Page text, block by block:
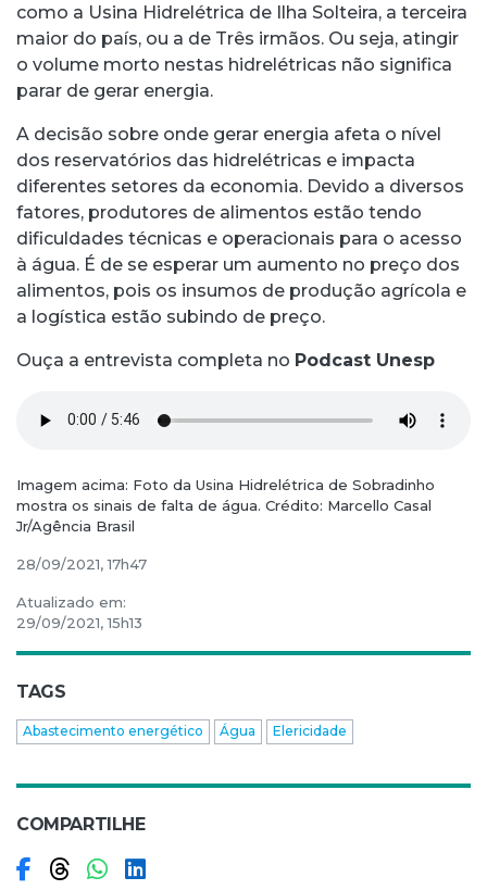
como a Usina Hidrelétrica de Ilha Solteira, a terceira
maior do país, ou a de Três irmãos. Ou seja, atingir
o volume morto nestas hidrelétricas não significa
parar de gerar energia.
A decisão sobre onde gerar energia afeta o nível
dos reservatórios das hidrelétricas e impacta
diferentes setores da economia. Devido a diversos
fatores, produtores de alimentos estão tendo
dificuldades técnicas e operacionais para o acesso
à água. É de se esperar um aumento no preço dos
alimentos, pois os insumos de produção agrícola e
a logística estão subindo de preço.
Ouça a entrevista completa no Podcast Unesp
Imagem acima: Foto da Usina Hidrelétrica de Sobradinho
mostra os sinais de falta de água. Crédito: Marcello Casal
Jr/Agência Brasil
28/09/2021, 17h47
Atualizado em:
29/09/2021, 15h13
TAGS
Abastecimento energético Água Elericidade
COMPARTILHE
Compartilhar no Facebook
Compartilhar no Threads
Compartilhar no WhatsApp
Compartilhar no LinkedIn